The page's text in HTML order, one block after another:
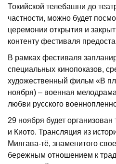
Токийской телебашни до
частности, можно будет
церемонии открытия и
контенту фестиваля
В рамках фестиваля
специальных кинопоказов,
художественный фильм «В
ноября) – военная
любви русского
29 ноября будет
и Киото. Трансляция из
Миягава-тё, знаменитого
бережным отношением к